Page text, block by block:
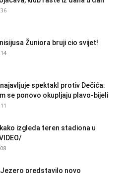
Žuniora bruji cio svijet!
spektakl protiv Dečića:
se ponovo okupljaju plavo-bijeli
izgleda teren stadiona u
Jezero predstavilo novo